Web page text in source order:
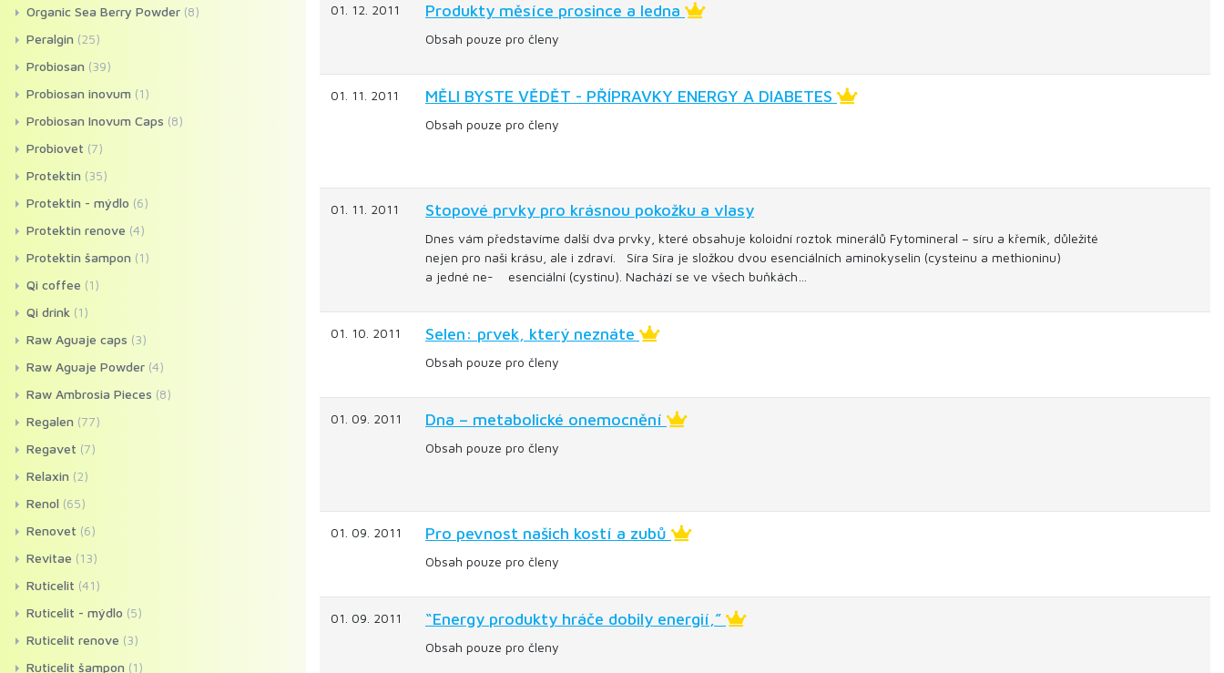
01. 12. 2011 Produkty měsíce prosince a ledna
Obsah pouze pro členy
01. 11. 2011 MĚLI BYSTE VĚDĚT - PŘÍPRAVKY ENERGY A DIABETES
Obsah pouze pro členy
01. 11. 2011 Stopové prvky pro krásnou pokožku a vlasy
Dnes vám představíme další dva prvky, které obsahuje koloidní roztok minerálů Fytomineral – síru a křemík, důležité
nejen pro naši krásu, ale i zdraví. Síra Síra je složkou dvou esenciálních aminokyselin (cysteinu a methioninu)
a jedné ne- esenciální (cystinu). Nachází se ve všech buňkách…
01. 10. 2011 Selen: prvek, který neznáte
Obsah pouze pro členy
01. 09. 2011 Dna – metabolické onemocnění
Obsah pouze pro členy
01. 09. 2011 Pro pevnost našich kostí a zubů
Obsah pouze pro členy
01. 09. 2011 “Energy produkty hráče dobily energií,”
Obsah pouze pro členy
Organic Sea Berry Powder (8)
Peralgin (25)
Probiosan (39)
Probiosan inovum (1)
Probiosan Inovum Caps (8)
Probiovet (7)
Protektin (35)
Protektin - mýdlo (6)
Protektin renove (4)
Protektin šampon (1)
Qi coffee (1)
Qi drink (1)
Raw Aguaje caps (3)
Raw Aguaje Powder (4)
Raw Ambrosia Pieces (8)
Regalen (77)
Regavet (7)
Relaxin (2)
Renol (65)
Renovet (6)
Revitae (13)
Ruticelit (41)
Ruticelit - mýdlo (5)
Ruticelit renove (3)
Ruticelit šampon (1)